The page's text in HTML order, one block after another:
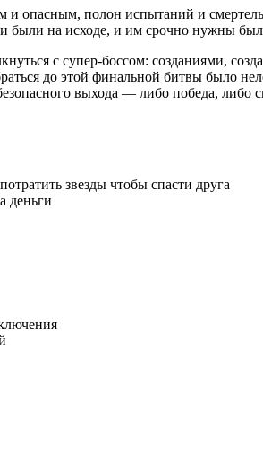
и опасным, полон испытаний и
были на исходе, и им срочно нужны
с супер-боссом: созданиями,
до этой финальной битвы было
выхода — либо победа, либо
звезды чтобы спасти друга
деньги